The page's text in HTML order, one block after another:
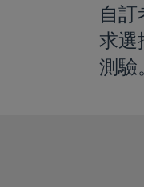
自
求選
測驗